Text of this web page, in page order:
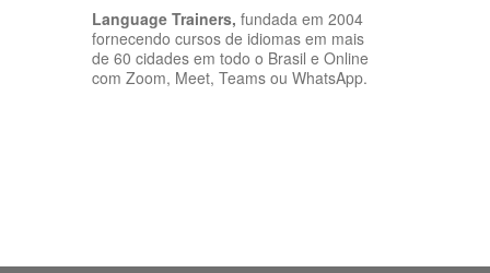
Language Trainers, fundada em 2004
fornecendo cursos de idiomas em mais
de 60 cidades em todo o Brasil e Online
com Zoom, Meet, Teams ou WhatsApp.